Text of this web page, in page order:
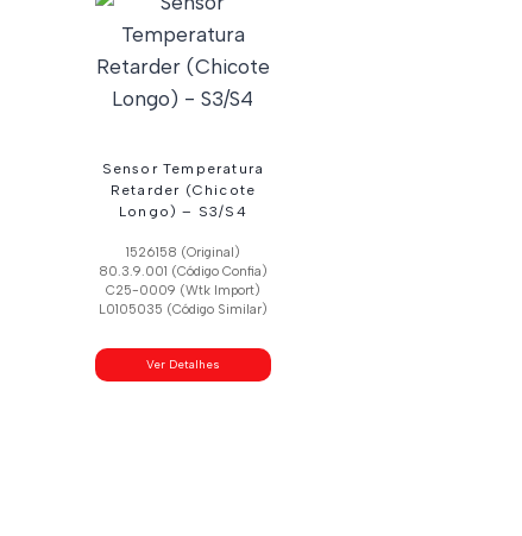
Sensor Temperatura
Retarder (Chicote
Longo) – S3/S4
1526158 (Original)
80.3.9.001 (Código Confia)
C25-0009 (Wtk Import)
L0105035 (Código Similar)
Ver Detalhes